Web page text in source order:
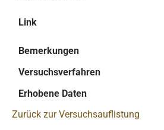
Link
Bemerkungen
Versuchsverfahren
Erhobene Daten
Zurück zur Versuchsauflistung